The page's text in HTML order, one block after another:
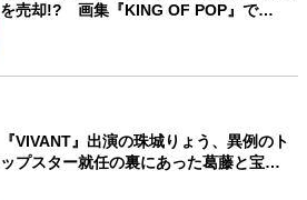
を売却!? 画集『KING OF POP』で…
『VIVANT』出演の珠城りょう、異例のト
ップスター就任の裏にあった葛藤と宝…